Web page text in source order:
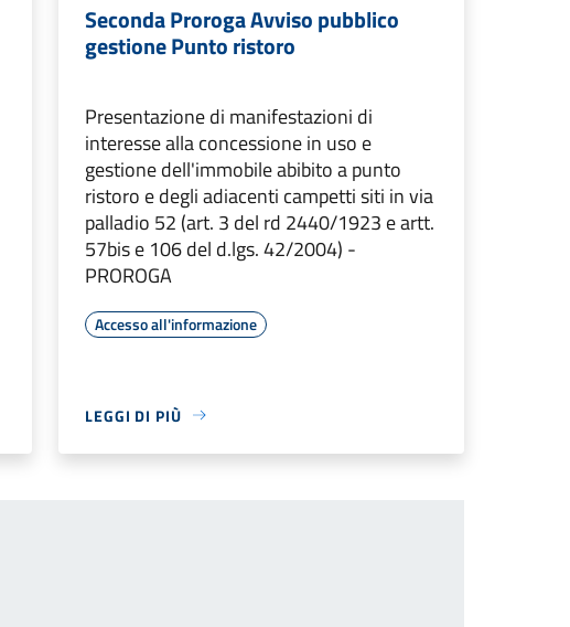
Seconda Proroga Avviso pubblico
gestione Punto ristoro
Presentazione di manifestazioni di
interesse alla concessione in uso e
gestione dell'immobile abibito a punto
ristoro e degli adiacenti campetti siti in via
palladio 52 (art. 3 del rd 2440/1923 e artt.
57bis e 106 del d.lgs. 42/2004) -
PROROGA
Accesso all'informazione
LEGGI DI PIÙ